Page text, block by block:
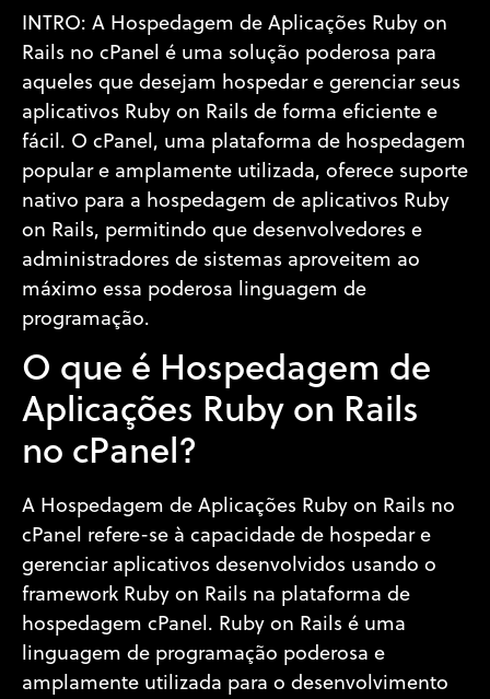
INTRO: A Hospedagem de Aplicações Ruby on
Rails no cPanel é uma solução poderosa para
aqueles que desejam hospedar e gerenciar seus
aplicativos Ruby on Rails de forma eficiente e
fácil. O cPanel, uma plataforma de hospedagem
popular e amplamente utilizada, oferece suporte
nativo para a hospedagem de aplicativos Ruby
on Rails, permitindo que desenvolvedores e
administradores de sistemas aproveitem ao
máximo essa poderosa linguagem de
programação.
O que é Hospedagem de
Aplicações Ruby on Rails
no cPanel?
A Hospedagem de Aplicações Ruby on Rails no
cPanel refere-se à capacidade de hospedar e
gerenciar aplicativos desenvolvidos usando o
framework Ruby on Rails na plataforma de
hospedagem cPanel. Ruby on Rails é uma
linguagem de programação poderosa e
amplamente utilizada para o desenvolvimento